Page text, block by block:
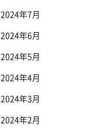
2024年7月
2024年6月
2024年5月
2024年4月
2024年3月
2024年2月